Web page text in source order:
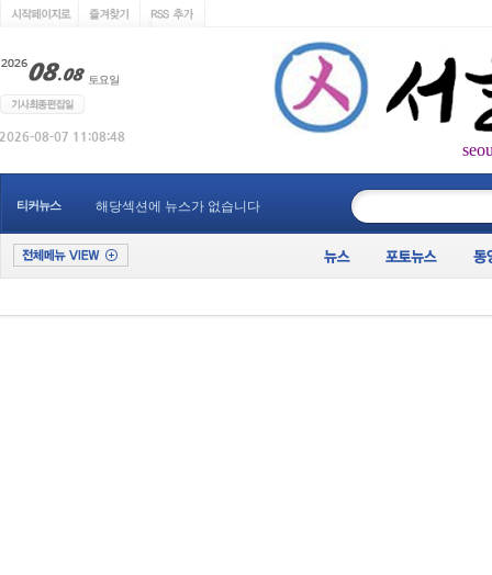
티커뉴스 해당섹션에 뉴스가 없습니다